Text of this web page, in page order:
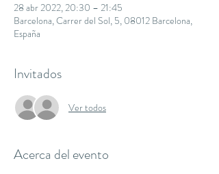
28 abr 2022, 20:30 – 21:45
Barcelona, Carrer del Sol, 5, 08012 Barcelona,
España
Invitados
Ver todos
Acerca del evento